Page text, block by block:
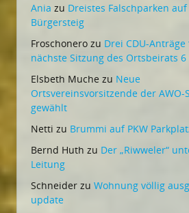
Ania zu Dreistes Falschparken
Bürgersteig
Froschonero zu Drei CDU-
nächste Sitzung des Ortsbeirats 6
Elsbeth Muche zu Neue
Ortsvereinsvorsitzende der AWO-
gewählt
Netti zu Brummi auf PKW
Bernd Huth zu Der „Riwweler“
Leitung
Schneider zu Wohnung völlig
update